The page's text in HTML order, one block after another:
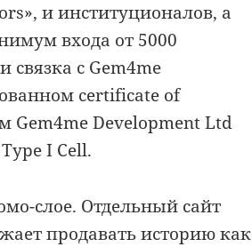
и институционалов, а
входа от 5000
связка с Gem4me
certificate of
Gem4me Development Ltd
I Cell.
слое. Отдельный сайт
продавать историю как